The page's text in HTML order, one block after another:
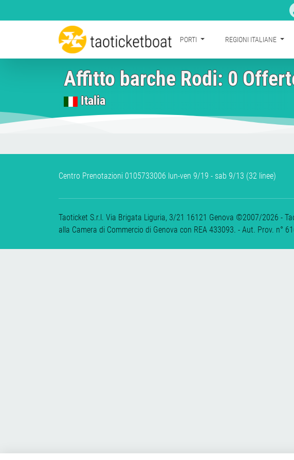
PORTI REGIONI ITALIANE
Affitto barche Rodi: 0
Italia
Centro Prenotazioni 0105733006 lun-ven 9/19 - sab 9/13 (32 linee)
Taoticket S.r.l. Via Brigata Liguria, 3/21 16121 Genova ©2007/2026 -
alla Camera di Commercio di Genova con REA 433093. - Aut. Prov. n°